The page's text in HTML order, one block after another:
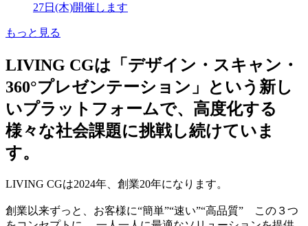
27日(木)開催します
もっと見る
LIVING CGは「デザイン・スキャン・
360°プレゼンテーション」という新し
いプラットフォームで、高度化する
様々な社会課題に挑戦し続けていま
す。
LIVING CGは2024年、創業20年になります。
創業以来ずっと、お客様に“簡単”“速い”“高品質” この３つ